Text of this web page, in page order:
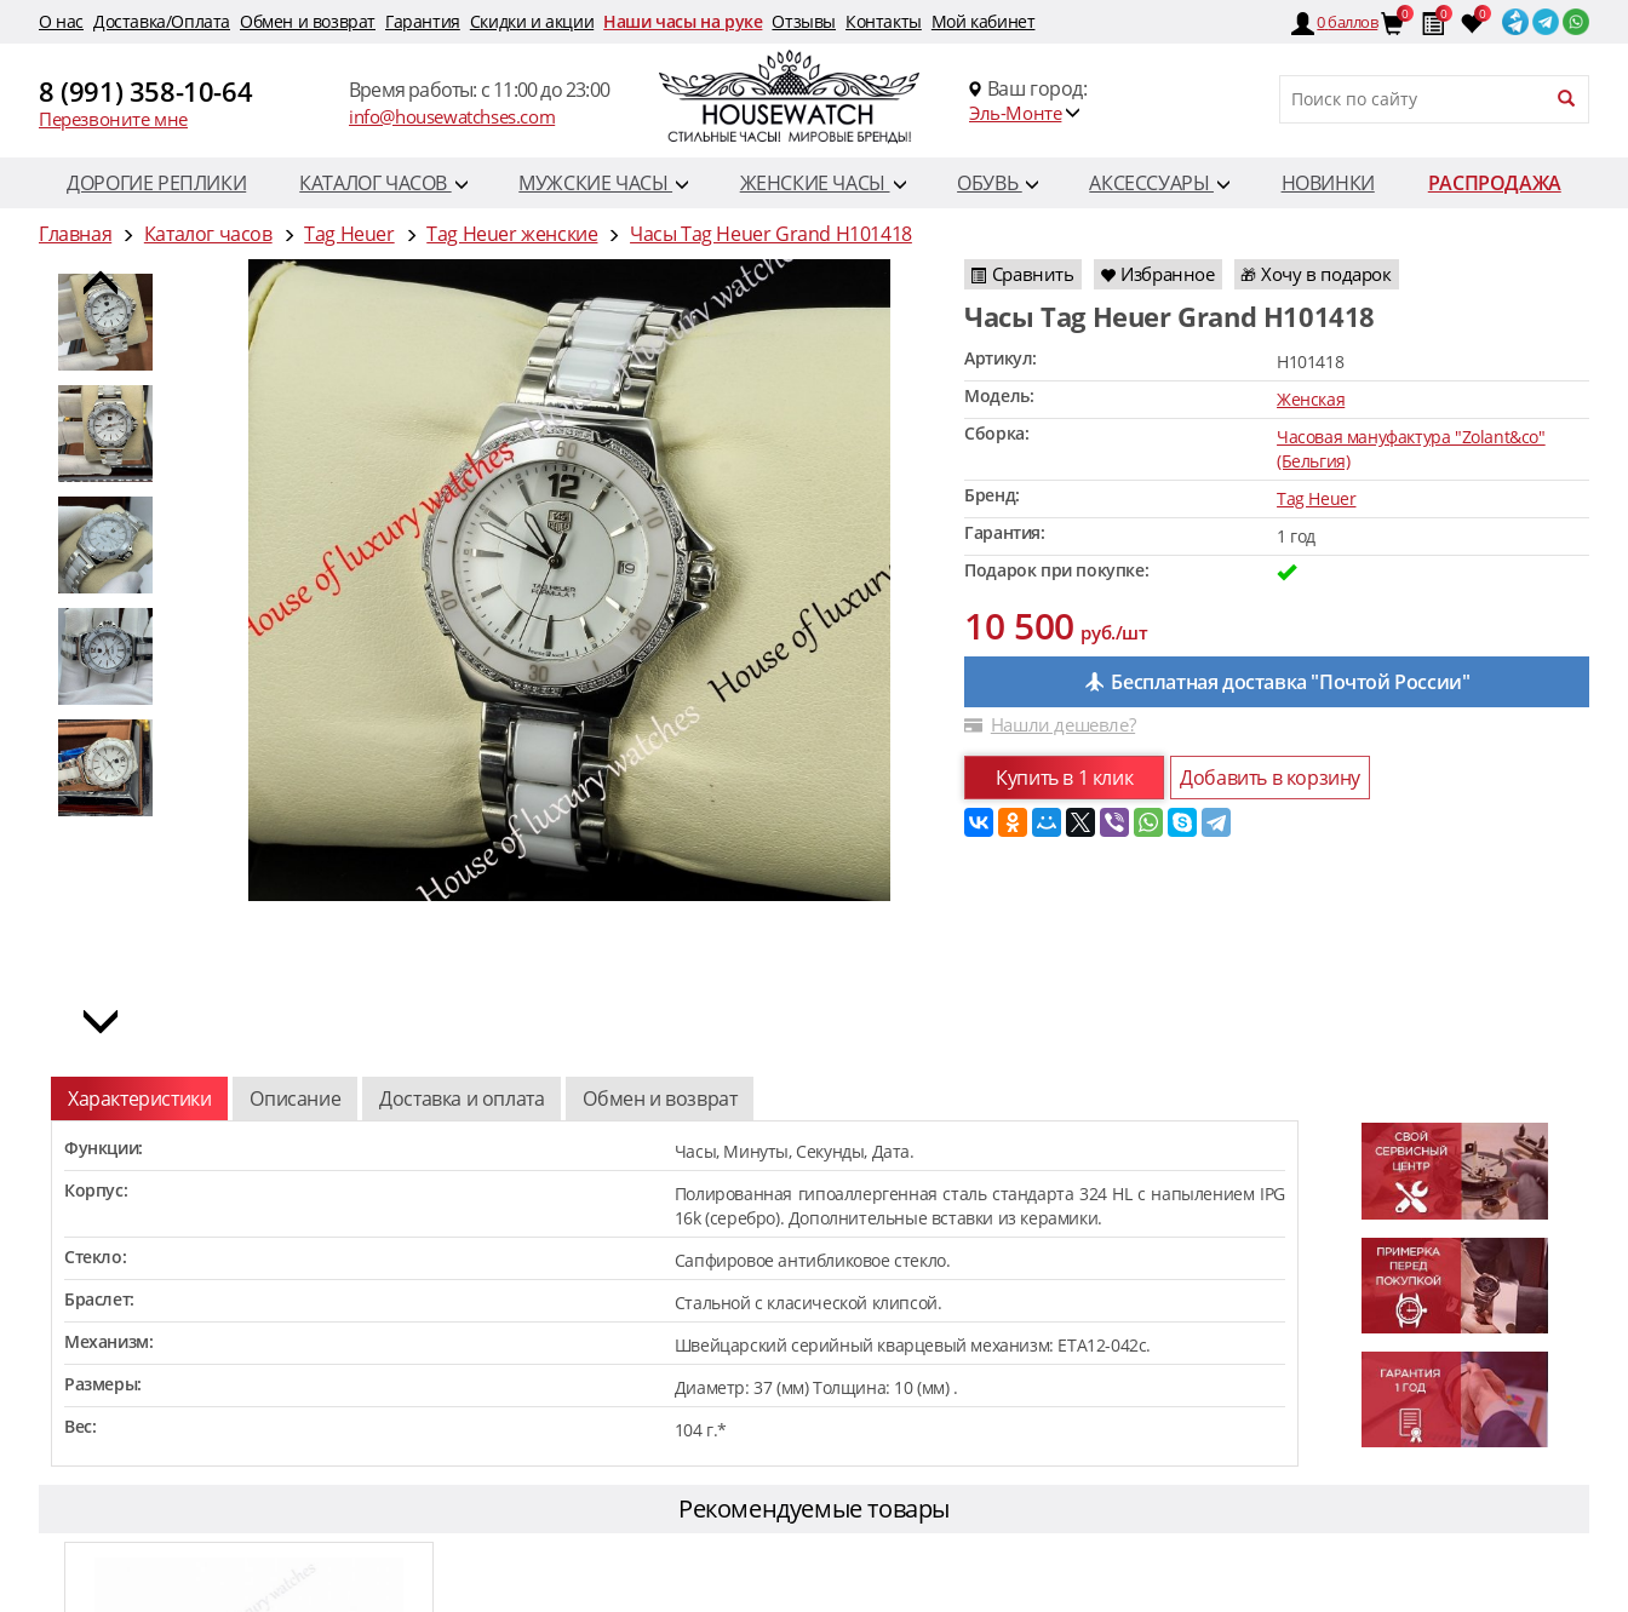
O нас Доставка/Оплата Обмен и возврат Гарантия Скидки и акции Наши часы на руке Отзывы Контакты Мой кабинет 0баллов 0 0 0
8 (991) 358-10-64
Перезвоните мне
Время работы: c 11:00 до 23:00
info@housewatchses.com
Ваш город:
Эль-Монте
ДОРОГИЕ РЕПЛИКИ КАТАЛОГ ЧАСОВ МУЖСКИЕ ЧАСЫ ЖЕНСКИЕ ЧАСЫ ОБУВЬ АКСЕССУАРЫ НОВИНКИ
РАСПРОДАЖА
Главная
Каталог часов Tag Heuer Tag Heuer женские Часы Tag Heuer Grand H101418
Сравнить Избранное 🎁 Хочу в подарок
Часы Tag Heuer Grand H101418
Артикул:
H101418
Модель:
Женская
Сборка:
Часовая мануфактура "Zolant&co"
(Бельгия)
Бренд:
Tag Heuer
Гарантия:
1 год
Подарок при покупке:
10 500руб./шт
Бесплатная доставка "Почтой России"
Нашли дешевле?
Купить в 1 клик Добавить в корзину
Характеристики Описание Доставка и оплата Обмен и возврат
Функции:
Часы, Минуты, Секунды, Дата.
Корпус:
Полированная гипоаллергенная сталь стандарта 324 HL с напылением IPG
16k (серебро). Дополнительные вставки из керамики.
Стекло:
Сапфировое антибликовое стекло.
Браслет:
Стальной с класической клипсой.
Механизм:
Швейцарский серийный кварцевый механизм: ETA12-042c.
Размеры:
Диаметр: 37 (мм) Толщина: 10 (мм) .
Вес:
104 г.*
Рекомендуемые товары